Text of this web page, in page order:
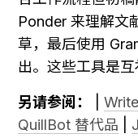
Ponder 来理解文
草，最后使用
出。这些工具是互
另请参阅：
QuillBot 替代品